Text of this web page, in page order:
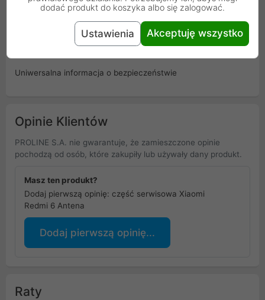
Gwarancja
3 miesiące
Uniwersalna informacja o bezpieczeństwie
Opinie Klientów
PROLINE S.A. nie gwarantuje, że zamieszczone opinie
pochodzą od osób, które zakupiły lub używały dany produkt.
Masz ten produkt?
Dodaj pierwszą opinię: część serwisowa Xiaomi
Redmi 6 Antena
Dodaj pierwszą opinię...
Raty
dodać produkt do koszyka albo się zalogować.
Ustawienia Akceptuję wszystko